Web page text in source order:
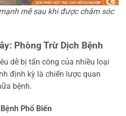
mẽ sau khi được chăm sóc
Phòng Trừ Dịch Bệnh
dễ bị tấn công của nhiều loại
định kỳ là chiến lược quan
bệnh.
Phổ Biến